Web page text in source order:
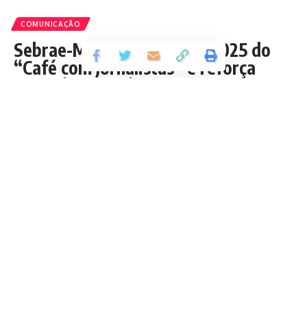
COMUNICAÇÃO
Sebrae-MA realiza edição 2025 do
“Café com Jornalistas” e reforça
parceria com a imprensa